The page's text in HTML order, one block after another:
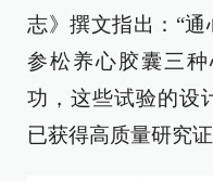
志》撰文指出：“通
参松养心胶囊三
功，这些试验的设
已获得高质量研究